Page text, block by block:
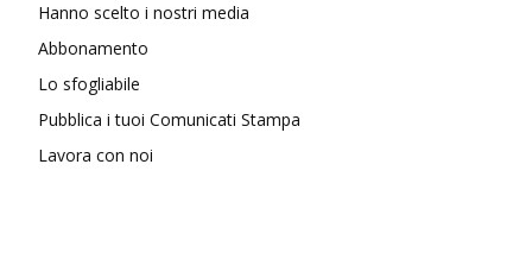
Hanno scelto i nostri media
Abbonamento
Lo sfogliabile
Pubblica i tuoi Comunicati Stampa
Lavora con noi